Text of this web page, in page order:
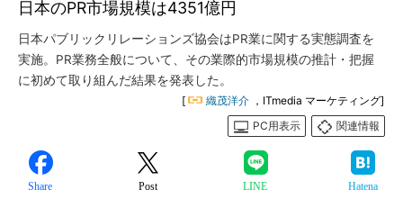
日本のPR市場規模は4351億円
日本パブリックリレーションズ協会はPR業に関する実態調査を
実施。PR業務全般について、その業際的市場規模の推計・把握
に初めて取り組んだ結果を発表した。
[ 織茂洋介 ，ITmedia マーケティング]
PC用表示
関連情報
Share Post LINE Hatena